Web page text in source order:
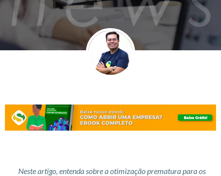
Neste artigo, entenda sobre a otimização prematura para os